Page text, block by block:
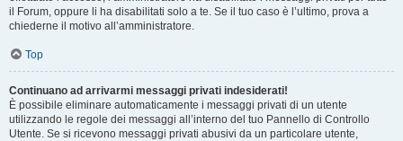
il Forum, oppure li ha disabilitati solo a te. Se il tuo caso è l’ultimo, prova a
chiederne il motivo all’amministratore.
Top
Continuano ad arrivarmi messaggi privati indesiderati!
È possibile eliminare automaticamente i messaggi privati ​​di un utente
utilizzando le regole dei messaggi all’interno del tuo Pannello di Controllo
Utente. Se si ricevono messaggi privati ​​abusivi da un particolare utente,